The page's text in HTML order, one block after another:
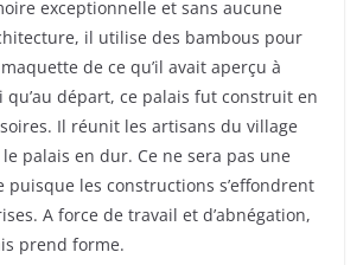
exceptionnelle et sans aucune
il utilise des bambous pour
de ce qu’il avait aperçu à
qu’au départ, ce palais fut construit en
Il réunit les artisans du village
palais en dur. Ce ne sera pas une
les constructions s’effondrent
A force de travail et d’abnégation,
prend forme.